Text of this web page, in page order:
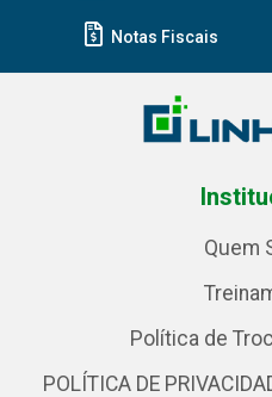
Notas Fiscais
Quem
Política de
POLÍTICA DE